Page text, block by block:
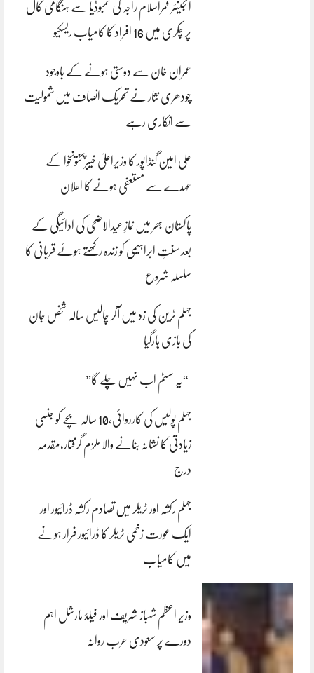
انجینئر قمراسلام راجہ کی کمبوڈیا سے ہنگامی کال
پر چکری میں 16 افراد کا کامیاب ریسکیو
عمران خان سے دوستی ہونے کے باوجود
چودھری نثار نے تحریک انصاف میں شمولیت
سے انکاری رہے
علی امین گنڈاپور کا وزیراعلیٰ خیبرپختونخوا کے
عہدے سے مستعفی ہونے کا اعلان
پاکستان بھر میں نمازِ عیدالاضحی کی ادائیگی کے
بعد سنتِ ابراہیمی کو زندہ رکھتے ہوئے قربانی کا
سلسلہ شروع
جہلم ٹرین کی زد میں آکر چالیس سالہ شخص جان
کی بازی ہارگیا
“یہ سسٹم اب نہیں چلے گا”
جہلم پولیس کی کارروائی،10 سالہ بچے کو جنسی
زیادتی کا نشانہ بنانے والا ملزم گرفتار،مقدمہ
درج
جہلم رکشہ اور ٹریلر میں تصادم رکشہ ڈرائیور اور
ایک عورت زخمی ٹریلر کا ڈرائیور فرار ہونے
میں کامیاب
وزیر اعظم شہباز شریف اور فیلڈ مارشل اہم
دورے پر سعودی عرب روانہ